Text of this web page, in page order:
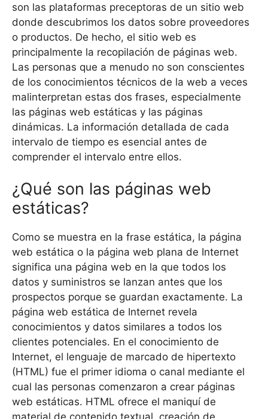
son las plataformas preceptoras de un sitio web
donde descubrimos los datos sobre proveedores
o productos. De hecho, el sitio web es
principalmente la recopilación de páginas web.
Las personas que a menudo no son conscientes
de los conocimientos técnicos de la web a veces
malinterpretan estas dos frases, especialmente
las páginas web estáticas y las páginas
dinámicas. La información detallada de cada
intervalo de tiempo es esencial antes de
comprender el intervalo entre ellos.
¿Qué son las páginas web
estáticas?
Como se muestra en la frase estática, la página
web estática o la página web plana de Internet
significa una página web en la que todos los
datos y suministros se lanzan antes que los
prospectos porque se guardan exactamente. La
página web estática de Internet revela
conocimientos y datos similares a todos los
clientes potenciales. En el conocimiento de
Internet, el lenguaje de marcado de hipertexto
(HTML) fue el primer idioma o canal mediante el
cual las personas comenzaron a crear páginas
web estáticas. HTML ofrece el maniquí de